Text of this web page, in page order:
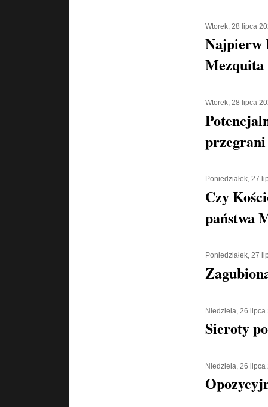
Wtorek, 28 lipca
Najpierw
Wtorek, 28 lipca
przegrani
Poniedziałek, 27
Czy
państwa
Poniedziałek, 27
Niedziela, 26 lipca
Sieroty
Niedziela, 26 lipca